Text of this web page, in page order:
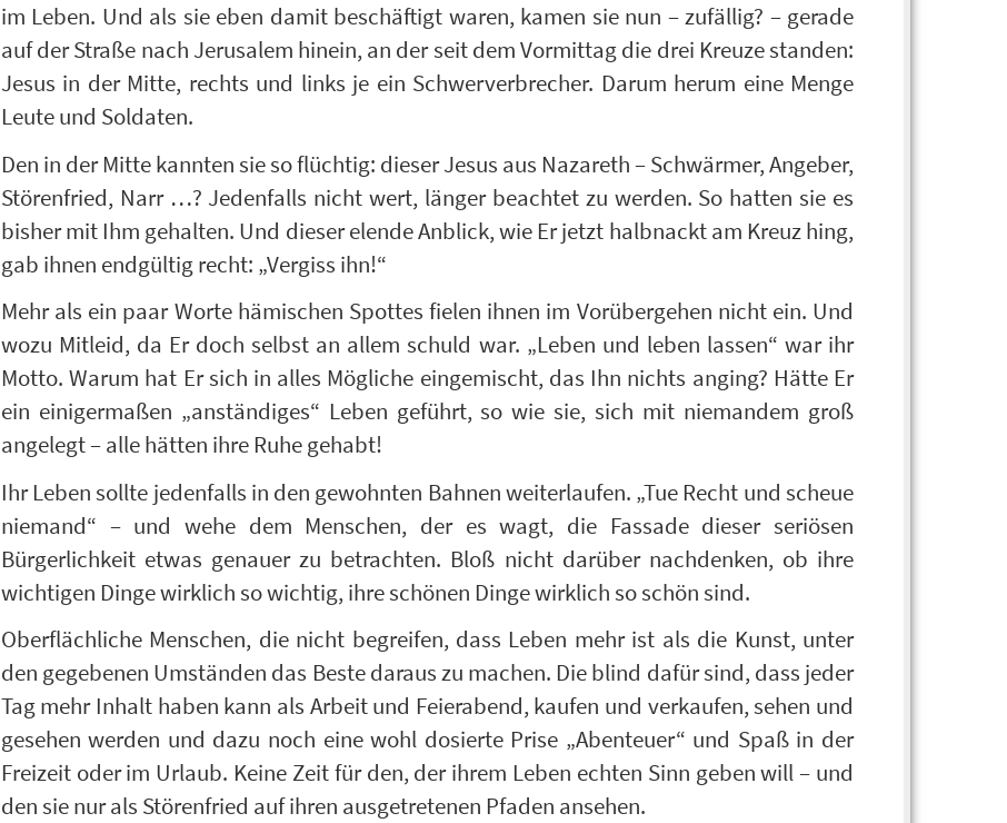
im Leben. Und als sie eben damit beschäftigt waren, kamen sie nun – zufällig? – gerade
auf der Straße nach Jerusalem hinein, an der seit dem Vormittag die drei Kreuze standen:
Jesus in der Mitte, rechts und links je ein Schwerverbrecher. Darum herum eine Menge
Leute und Soldaten.
Den in der Mitte kannten sie so flüchtig: dieser Jesus aus Nazareth – Schwärmer, Angeber,
Störenfried, Narr …? Jedenfalls nicht wert, länger beachtet zu werden. So hatten sie es
bisher mit Ihm gehalten. Und dieser elende Anblick, wie Er jetzt halbnackt am Kreuz hing,
gab ihnen endgültig recht: „Vergiss ihn!“
Mehr als ein paar Worte hämischen Spottes fielen ihnen im Vorübergehen nicht ein. Und
wozu Mitleid, da Er doch selbst an allem schuld war. „Leben und leben lassen“ war ihr
Motto. Warum hat Er sich in alles Mögliche eingemischt, das Ihn nichts anging? Hätte Er
ein einigermaßen „anständiges“ Leben geführt, so wie sie, sich mit niemandem groß
angelegt – alle hätten ihre Ruhe gehabt!
Ihr Leben sollte jedenfalls in den gewohnten Bahnen weiterlaufen. „Tue Recht und scheue
niemand“ – und wehe dem Menschen, der es wagt, die Fassade dieser seriösen
Bürgerlichkeit etwas genauer zu betrachten. Bloß nicht darüber nachdenken, ob ihre
wichtigen Dinge wirklich so wichtig, ihre schönen Dinge wirklich so schön sind.
Oberflächliche Menschen, die nicht begreifen, dass Leben mehr ist als die Kunst, unter
den gegebenen Umständen das Beste daraus zu machen. Die blind dafür sind, dass jeder
Tag mehr Inhalt haben kann als Arbeit und Feierabend, kaufen und verkaufen, sehen und
gesehen werden und dazu noch eine wohl dosierte Prise „Abenteuer“ und Spaß in der
Freizeit oder im Urlaub. Keine Zeit für den, der ihrem Leben echten Sinn geben will – und
den sie nur als Störenfried auf ihren ausgetretenen Pfaden ansehen.